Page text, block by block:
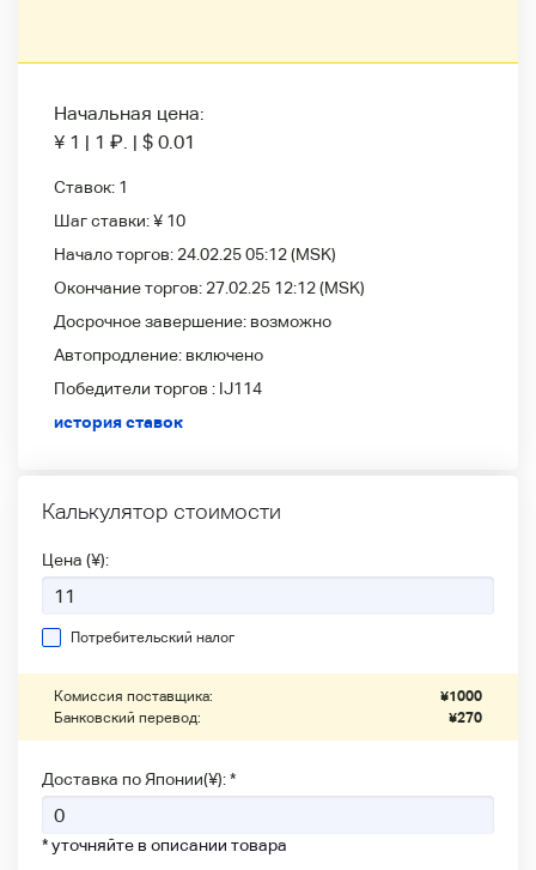
Начальная цена:
¥ 1 | 1 ₽. | $ 0.01
Ставок: 1
Шаг ставки:¥ 10
Начало торгов: 24.02.25 05:12(MSK)
Окончание торгов: 27.02.25 12:12(MSK)
Досрочное завершение: возможно
Автопродление: включено
Победители
торгов : IJ114
история ставок
Калькулятор стоимости
Цена (¥):
Потребительский налог
Комиссия поставщика: ¥1000
Банковский перевод:
¥270
Доставка по Японии(¥): *
* уточняйте в описании товара